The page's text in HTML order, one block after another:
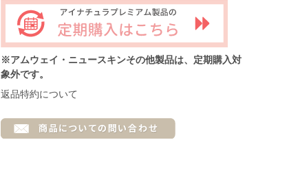
※アムウェイ・ニュースキンその他製品は、定期購入対
象外です。
返品特約について